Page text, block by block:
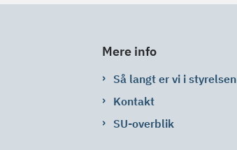
Mere info
Så langt er vi i styrelsen
Kontakt
SU-overblik